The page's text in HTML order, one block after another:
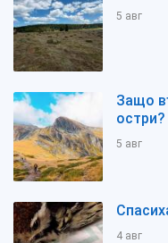
5 авг
Защо
остри?
5 авг
4 авг